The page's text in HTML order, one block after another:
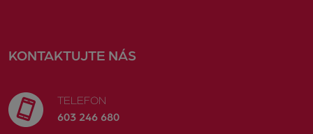
KONTAKTUJTE NÁS
TELEFON
603 246 680